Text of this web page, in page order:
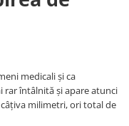
medicali și ca
rar întâlnită și apare atunci
milimetri, ori total de